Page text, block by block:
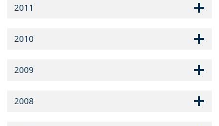
2011
2010
2009
2008